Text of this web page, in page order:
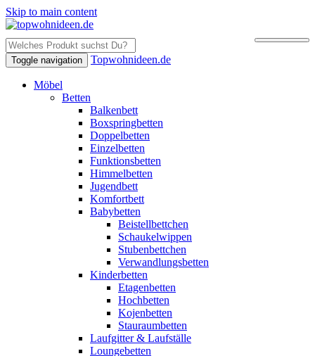
Skip to main content
Toggle navigation Topwohnideen.de
Möbel
Betten
Balkenbett
Boxspringbetten
Doppelbetten
Einzelbetten
Funktionsbetten
Himmelbetten
Jugendbett
Komfortbett
Babybetten
Beistellbettchen
Schaukelwippen
Stubenbettchen
Verwandlungsbetten
Kinderbetten
Etagenbetten
Hochbetten
Kojenbetten
Stauraumbetten
Laufgitter & Laufställe
Loungebetten